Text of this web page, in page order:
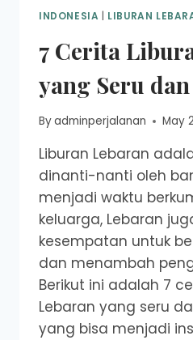
INDONESIA LIBURAN
7 Cerita
yang Seru
Byadminperjalanan May
Liburan Lebaran
dinanti-nanti oleh
menjadi waktu
keluarga, Lebaran
kesempatan untuk
dan menambah
Berikut ini adalah 7
Lebaran yang seru
yang bisa menjadi